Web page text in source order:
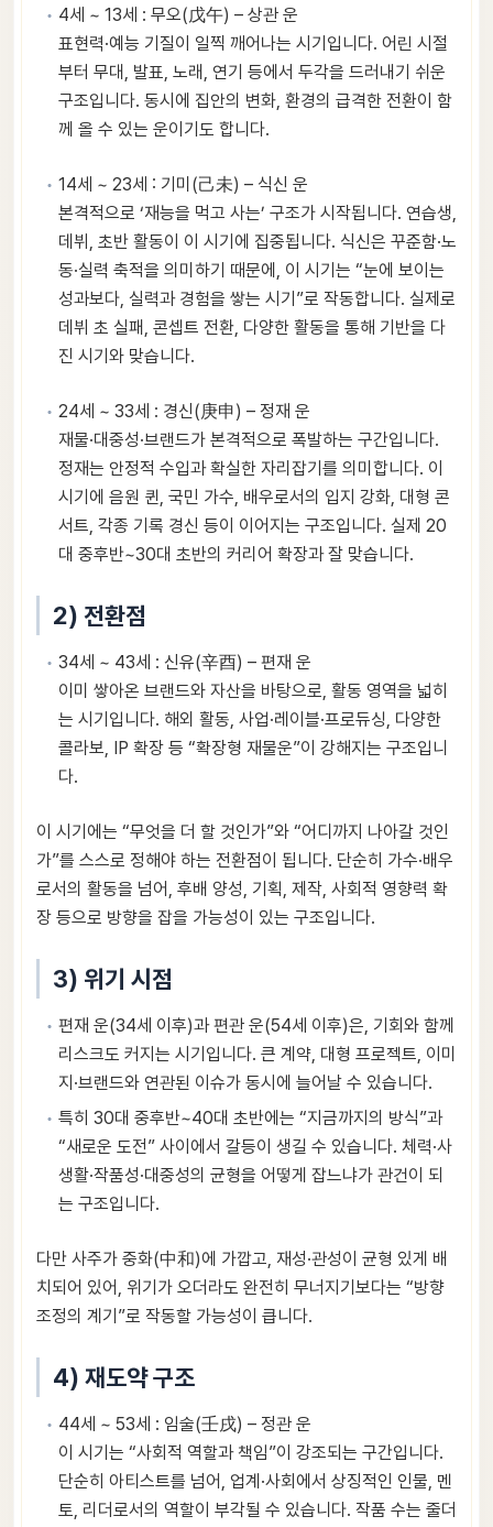
4세 ~ 13세 : 무오(戊午) – 상관 운
표현력·예능 기질이 일찍 깨어나는 시기입니다. 어린 시절
부터 무대, 발표, 노래, 연기 등에서 두각을 드러내기 쉬운
구조입니다. 동시에 집안의 변화, 환경의 급격한 전환이 함
께 올 수 있는 운이기도 합니다.
14세 ~ 23세 : 기미(己未) – 식신 운
본격적으로 ‘재능을 먹고 사는’ 구조가 시작됩니다. 연습생,
데뷔, 초반 활동이 이 시기에 집중됩니다. 식신은 꾸준함·노
동·실력 축적을 의미하기 때문에, 이 시기는 “눈에 보이는
성과보다, 실력과 경험을 쌓는 시기”로 작동합니다. 실제로
데뷔 초 실패, 콘셉트 전환, 다양한 활동을 통해 기반을 다
진 시기와 맞습니다.
24세 ~ 33세 : 경신(庚申) – 정재 운
재물·대중성·브랜드가 본격적으로 폭발하는 구간입니다.
정재는 안정적 수입과 확실한 자리잡기를 의미합니다. 이
시기에 음원 퀸, 국민 가수, 배우로서의 입지 강화, 대형 콘
서트, 각종 기록 경신 등이 이어지는 구조입니다. 실제 20
대 중후반~30대 초반의 커리어 확장과 잘 맞습니다.
2) 전환점
34세 ~ 43세 : 신유(辛酉) – 편재 운
이미 쌓아온 브랜드와 자산을 바탕으로, 활동 영역을 넓히
는 시기입니다. 해외 활동, 사업·레이블·프로듀싱, 다양한
콜라보, IP 확장 등 “확장형 재물운”이 강해지는 구조입니
다.
이 시기에는 “무엇을 더 할 것인가”와 “어디까지 나아갈 것인
가”를 스스로 정해야 하는 전환점이 됩니다. 단순히 가수·배우
로서의 활동을 넘어, 후배 양성, 기획, 제작, 사회적 영향력 확
장 등으로 방향을 잡을 가능성이 있는 구조입니다.
3) 위기 시점
편재 운(34세 이후)과 편관 운(54세 이후)은, 기회와 함께
리스크도 커지는 시기입니다. 큰 계약, 대형 프로젝트, 이미
지·브랜드와 연관된 이슈가 동시에 늘어날 수 있습니다.
특히 30대 중후반~40대 초반에는 “지금까지의 방식”과
“새로운 도전” 사이에서 갈등이 생길 수 있습니다. 체력·사
생활·작품성·대중성의 균형을 어떻게 잡느냐가 관건이 되
는 구조입니다.
다만 사주가 중화(中和)에 가깝고, 재성·관성이 균형 있게 배
치되어 있어, 위기가 오더라도 완전히 무너지기보다는 “방향
조정의 계기”로 작동할 가능성이 큽니다.
4) 재도약 구조
44세 ~ 53세 : 임술(壬戌) – 정관 운
이 시기는 “사회적 역할과 책임”이 강조되는 구간입니다.
단순히 아티스트를 넘어, 업계·사회에서 상징적인 인물, 멘
토, 리더로서의 역할이 부각될 수 있습니다. 작품 수는 줄더